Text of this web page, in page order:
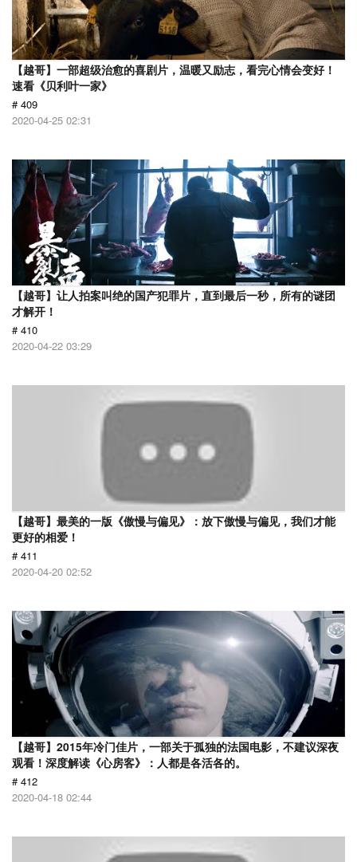
【越哥】一部超级治愈的喜剧片，温暖又励志，看完心情会变好！
速看《贝利叶一家》
# 409
2020-04-25 02:31
【越哥】让人拍案叫绝的国产犯罪片，直到最后一秒，所有的谜团
才解开！
# 410
2020-04-22 03:29
【越哥】最美的一版《傲慢与偏见》：放下傲慢与偏见，我们才能
更好的相爱！
# 411
2020-04-20 02:52
【越哥】2015年冷门佳片，一部关于孤独的法国电影，不建议深夜
观看！深度解读《心房客》：人都是各活各的。
# 412
2020-04-18 02:44